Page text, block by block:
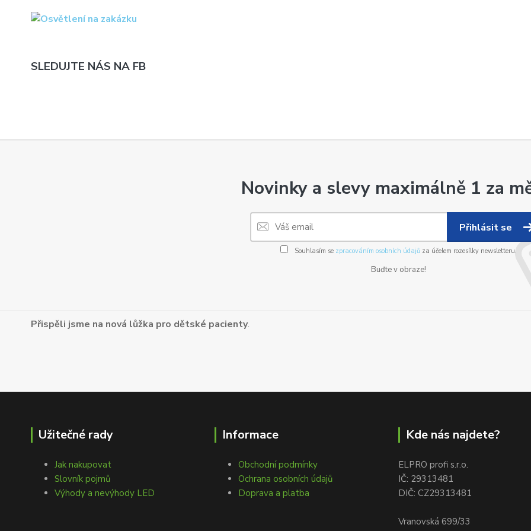
SLEDUJTE NÁS NA FB
Novinky a slevy maximálně 1 za
Přihlásit se
Souhlasím se zpracováním osobních údajůza účelem rozesílky newsletteru.
Buďte v obraze!
Přispěli jsme na nová lůžka pro dětské pacienty.
Užitečné rady
Jak nakupovat
Slovník pojmů
Výhody a nevýhody LED
Informace
Obchodní podmínky
Ochrana osobních údajů
Doprava a platba
Kde nás najdete?
ELPRO profi s.r.o.
IČ: 29313481
DIČ: CZ29313481
Vranovská 699/33